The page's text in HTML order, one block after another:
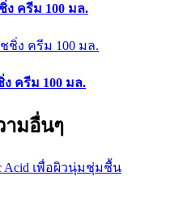
ครีม 100 มล.
ครีม 100 มล.
มอื่นๆ